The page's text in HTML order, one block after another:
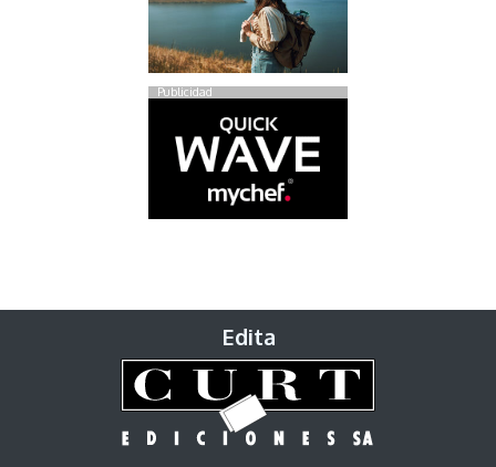
Publicidad
Edita